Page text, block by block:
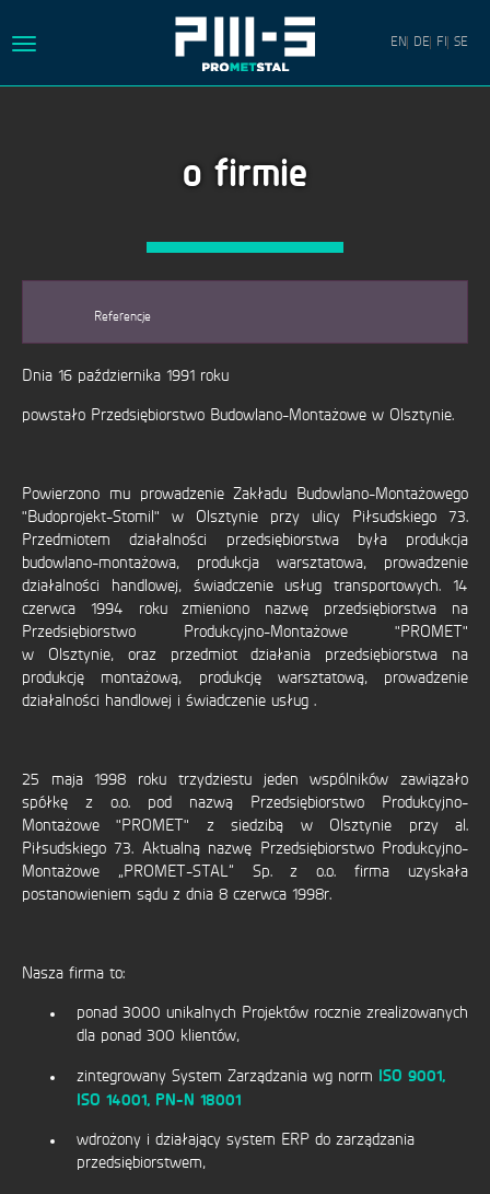
EN DE FI SE
Toggle
KONTAKT
MISJA
POLITYKA
UE
CERTYFIKATY
DOWNLOAD
o firmie
Referencje
Dnia 16 października 1991 roku
powstało Przedsiębiorstwo Budowlano-Montażowe w Olsztynie.
Powierzono mu prowadzenie Zakładu Budowlano-Montażowego
"Budoprojekt-Stomil" w Olsztynie przy ulicy Piłsudskiego 73.
Przedmiotem działalności przedsiębiorstwa była produkcja
budowlano-montażowa, produkcja warsztatowa, prowadzenie
działalności handlowej, świadczenie usług transportowych. 14
czerwca 1994 roku zmieniono nazwę przedsiębiorstwa na
Przedsiębiorstwo Produkcyjno-Montażowe "PROMET"
w Olsztynie, oraz przedmiot działania przedsiębiorstwa na
produkcję montażową, produkcję warsztatową, prowadzenie
działalności handlowej i świadczenie usług .
25 maja 1998 roku trzydziestu jeden wspólników zawiązało
spółkę z o.o. pod nazwą Przedsiębiorstwo Produkcyjno-
Montażowe "PROMET" z siedzibą w Olsztynie przy al.
Piłsudskiego 73. Aktualną nazwę Przedsiębiorstwo Produkcyjno-
Montażowe „PROMET-STAL” Sp. z o.o. firma uzyskała
postanowieniem sądu z dnia 8 czerwca 1998r.
Nasza firma to:
ponad 3000 unikalnych Projektów rocznie zrealizowanych
dla ponad 300 klientów,
zintegrowany System Zarządzania wg norm ISO 9001,
ISO 14001, PN-N 18001
wdrożony i działający system ERP do zarządzania
przedsiębiorstwem,